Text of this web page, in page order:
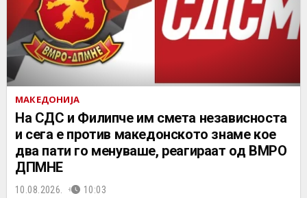
МАКЕДОНИЈА
На СДС и Филипче им смета независноста
и сега е против македонското знаме кое
два пати го менуваше, реагираат од ВМРО
ДПМНЕ
10.08.2026. 10:03